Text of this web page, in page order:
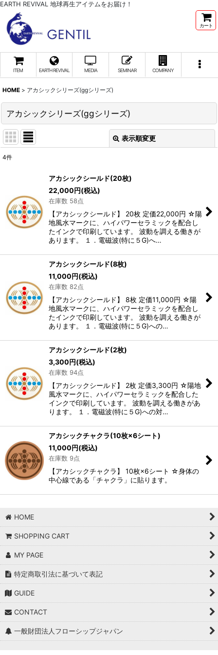
EARTH REVIVAL 地球再生アイテムをお届け！
カート
ITEM EARTH REVIVAL MEDIA SEMINAR COMPANY
HOME > アカシックシリーズ(ggシリーズ)
アカシックシリーズ(ggシリーズ)
表示順変更
絞り込む
4件
アカシックシールド(20枚)
22,000円(税込)
在庫数 58点
【アカシックシールド】 20枚 定価22,000円 ☆陽
地風水マークに、ハイパワーセラミックを配合し
たインクで印刷しています。 波動を調える働きが
あります。 １．電磁波(特に５G)へ…
アカシックシールド(8枚)
11,000円(税込)
在庫数 82点
【アカシックシールド】 8枚 定価11,000円 ☆陽
地風水マークに、ハイパワーセラミックを配合し
たインクで印刷しています。 波動を調える働きが
あります。 １．電磁波(特に５G)への…
アカシックシールド(2枚)
3,300円(税込)
在庫数 94点
【アカシックシールド】 2枚 定価3,300円 ☆陽地
風水マークに、ハイパワーセラミックを配合した
インクで印刷しています。 波動を調える働きがあ
ります。 １．電磁波(特に５G)への対…
アカシックチャクラ(10枚×6シート)
11,000円(税込)
在庫数 9点
【アカシックチャクラ】 10枚×6シート ☆身体の
中心線である「チャクラ」に貼ります。
HOME
SHOPPING CART
MY PAGE
特定商取引法に基づいて表記
GUIDE
CONTACT
一般財団法人フローシップジャパン